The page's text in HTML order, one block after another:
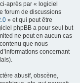
après par « logiciel
forum de discussions
» et qui peut être
phpBB a pour seul but
ne peut en aucun cas
que nous
concernant
abusif, obscène,